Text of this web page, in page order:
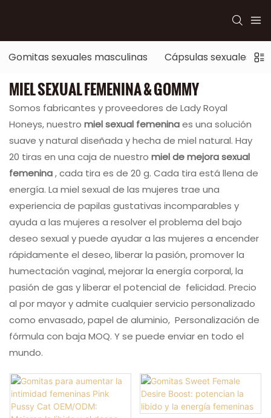
Gomitas sexuales masculinas Cápsulas sexuales
MIEL SEXUAL FEMENINA & GOMMY
Somos fabricantes y proveedores de Lady Royal
Honeys, nuestro miel sexual femeninaes una solución
suave y natural diseñada y hecha de miel natural. Hay
20 tiras en una caja de nuestro miel de mejora sexual
femenina, cada tira es de 20 g. Cada tira está llena de
energía. La miel sexual de las mujeres trae una
experiencia de papilas gustativas incomparables y
ayuda a las mujeres a resolver el problema del bajo
deseo sexual y puede ayudar a las mujeres a encender
rápidamente el deseo, liberar la pasión, promover la
humectación vaginal, mejorar la energía corporal, la
pasión de gas y liberar el potencial de felicidad. Precio
al por mayor y admite cualquier servicio personalizado
como envasado, papel de aluminio, Personalización de
fórmula con baja MOQ. Y se puede enviar en todo el
mundo.